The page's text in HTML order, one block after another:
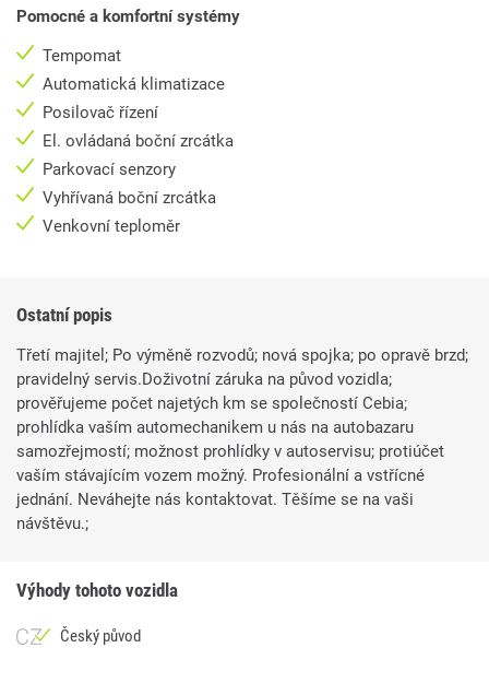
Pomocné a komfortní systémy
Tempomat
Automatická klimatizace
Posilovač řízení
El. ovládaná boční zrcátka
Parkovací senzory
Vyhřívaná boční zrcátka
Venkovní teploměr
Ostatní popis
Třetí majitel; Po výměně rozvodů; nová spojka; po opravě brzd;
pravidelný servis.Doživotní záruka na původ vozidla;
prověřujeme počet najetých km se společností Cebia;
prohlídka vaším automechanikem u nás na autobazaru
samozřejmostí; možnost prohlídky v autoservisu; protiúčet
vaším stávajícím vozem možný. Profesionální a vstřícné
jednání. Neváhejte nás kontaktovat. Těšíme se na vaši
návštěvu.;
Výhody tohoto vozidla
Český původ